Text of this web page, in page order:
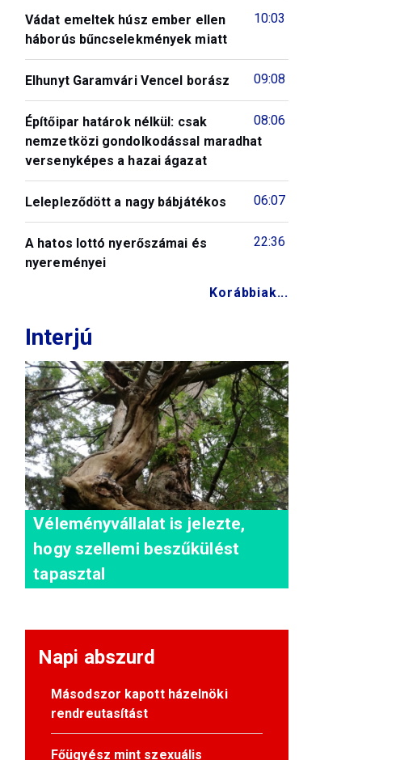
10:03
Vádat emeltek húsz ember ellen
háborús bűncselekmények miatt
09:08
Elhunyt Garamvári Vencel borász
08:06
Építőipar határok nélkül: csak
nemzetközi gondolkodással maradhat
versenyképes a hazai ágazat
06:07
Lelepleződött a nagy bábjátékos
22:36
A hatos lottó nyerőszámai és
nyereményei
Korábbiak...
Interjú
Véleményvállalat is jelezte,
hogy szellemi beszűkülést
tapasztal
Napi abszurd
Másodszor kapott házelnöki
rendreutasítást
Főügyész mint szexuális